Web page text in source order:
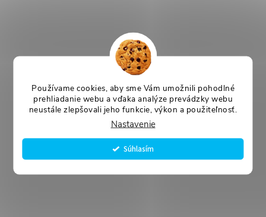
Používame cookies, aby sme Vám umožnili pohodlné
prehliadanie webu a vďaka analýze prevádzky webu
neustále zlepšovali jeho funkcie, výkon a použiteľnosť.
Nastavenie
Súhlasím